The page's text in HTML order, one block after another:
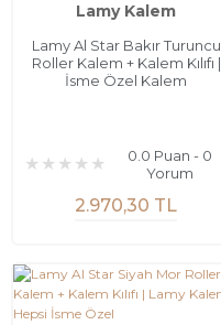
Lamy Kalem
Lamy Al Star Bakır Turuncu
Roller Kalem + Kalem Kılıfı |
İsme Özel Kalem
0.0 Puan - 0
Yorum
2.970,30 TL